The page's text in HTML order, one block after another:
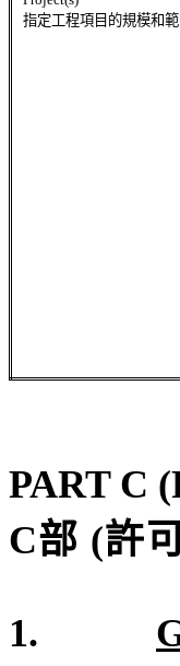
指定工程項目的規模和範
PART C
C部 (許
1.